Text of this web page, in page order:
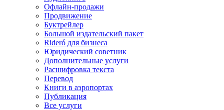
Офлайн-продажи
Продвижение
Буктрейлер
Большой издательский пакет
Rideró для бизнеса
Юридический советник
Дополнительные услуги
Расшифровка текста
Перевод
Книги в аэропортах
Публикация
Все услуги